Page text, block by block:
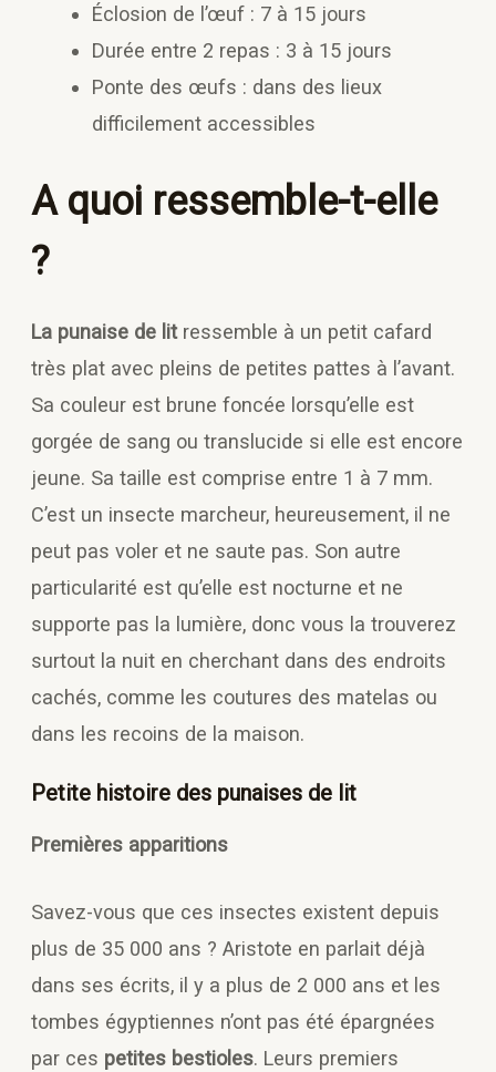
Éclosion de l’œuf : 7 à 15 jours
Durée entre 2 repas : 3 à 15 jours
Ponte des œufs : dans des lieux
difficilement accessibles
A quoi ressemble-t-elle
?
La punaise de litressemble à un petit cafard
très plat avec pleins de petites pattes à l’avant.
Sa couleur est brune foncée lorsqu’elle est
gorgée de sang ou translucide si elle est encore
jeune. Sa taille est comprise entre 1 à 7 mm.
C’est un insecte marcheur, heureusement, il ne
peut pas voler et ne saute pas. Son autre
particularité est qu’elle est nocturne et ne
supporte pas la lumière, donc vous la trouverez
surtout la nuit en cherchant dans des endroits
cachés, comme les coutures des matelas ou
dans les recoins de la maison.
Petite histoire des punaises de lit
Premières apparitions
Savez-vous que ces insectes existent depuis
plus de 35 000 ans ? Aristote en parlait déjà
dans ses écrits, il y a plus de 2 000 ans et les
tombes égyptiennes n’ont pas été épargnées
par ces petites bestioles. Leurs premiers